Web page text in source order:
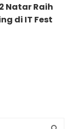
Natar Raih
di IT Fest